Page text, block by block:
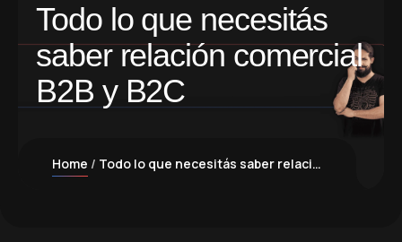
Todo lo que necesitás
saber relación comercial
B2B y B2C
Home Todo lo que necesitás saber relación comercial B2B y B2C